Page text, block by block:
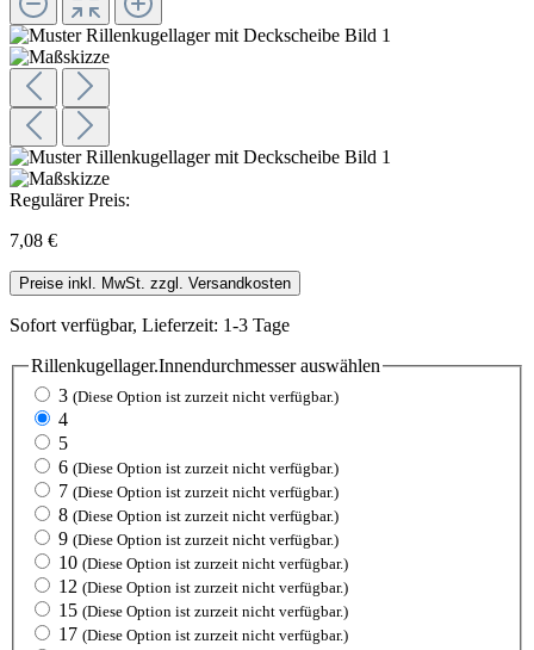
Regulärer Preis:
7,08 €
Preise inkl. MwSt. zzgl. Versandkosten
Sofort verfügbar, Lieferzeit: 1-3 Tage
Rillenkugellager.Innendurchmesserauswählen
3 (Diese Option ist zurzeit nicht verfügbar.)
4
5
6 (Diese Option ist zurzeit nicht verfügbar.)
7 (Diese Option ist zurzeit nicht verfügbar.)
8 (Diese Option ist zurzeit nicht verfügbar.)
9 (Diese Option ist zurzeit nicht verfügbar.)
10 (Diese Option ist zurzeit nicht verfügbar.)
12 (Diese Option ist zurzeit nicht verfügbar.)
15 (Diese Option ist zurzeit nicht verfügbar.)
17 (Diese Option ist zurzeit nicht verfügbar.)